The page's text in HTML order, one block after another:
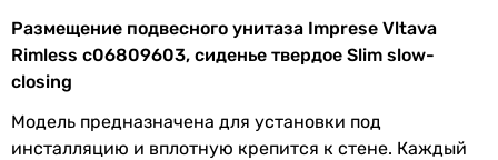
с микролифтом (soft close), быстросъемное сиденье, с
с микролифтом (soft close), быстросъемное сиденье, с
с сидением, с микролифтом (soft close), быстросъемное
с сидением, с микролифтом (soft close), быстросъемное
с сидением, с микролифтом (soft close), быстросъемное
Размещение подвесного унитаза Imprese Vltava
Rimless c06809603, сиденье твердое Slim slow-
closing
Модель предназначена для установки под
инсталляцию и вплотную крепится к стене. Каждый